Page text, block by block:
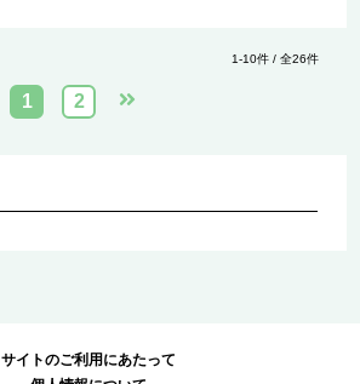
1-10件 / 全26件
1 2
サイトのご利用にあたって